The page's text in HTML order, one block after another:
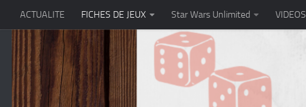
Skip to content
ACTUALITE FICHES DE JEUX Star Wars Unlimited VIDEOS